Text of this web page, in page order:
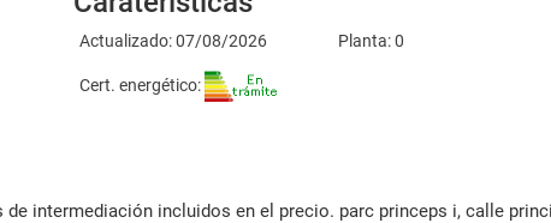
Actualizado: 07/08/2026 Planta: 0
Cert. energético: